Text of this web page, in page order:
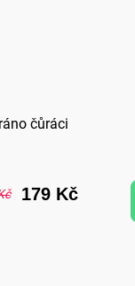
čůráci
179 Kč